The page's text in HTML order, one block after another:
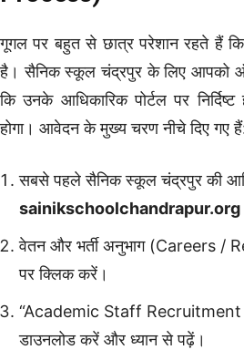
गूगल पर बहुत से छात्र परेशान रहते हैं
है। सैनिक स्कूल चंद्रपुर के लिए आपको
कि उनके आधिकारिक पोर्टल पर
होगा। आवेदन के मुख्य चरण नीचे दिए गए
सबसे पहले सैनिक स्कूल चंद्रपुर की
sainikschoolchandrapur.org
वेतन और भर्ती अनुभाग (Careers /
पर क्लिक करें।
“Academic Staff
डाउनलोड करें और ध्यान से पढ़ें।